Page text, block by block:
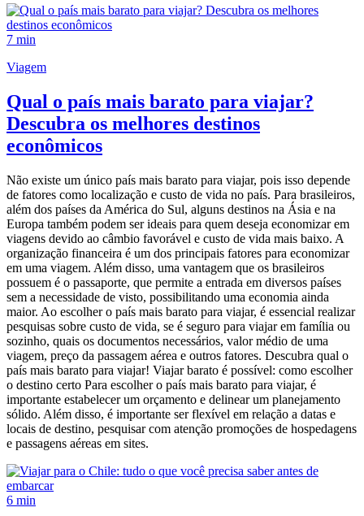
7 min
Viagem
Qual o país mais barato para viajar?
Descubra os melhores destinos
econômicos
Não existe um único país mais barato para viajar, pois isso depende
de fatores como localização e custo de vida no país. Para brasileiros,
além dos países da América do Sul, alguns destinos na Ásia e na
Europa também podem ser ideais para quem deseja economizar em
viagens devido ao câmbio favorável e custo de vida mais baixo. A
organização financeira é um dos principais fatores para economizar
em uma viagem. Além disso, uma vantagem que os brasileiros
possuem é o passaporte, que permite a entrada em diversos países
sem a necessidade de visto, possibilitando uma economia ainda
maior. Ao escolher o país mais barato para viajar, é essencial realizar
pesquisas sobre custo de vida, se é seguro para viajar em família ou
sozinho, quais os documentos necessários, valor médio de uma
viagem, preço da passagem aérea e outros fatores. Descubra qual o
país mais barato para viajar! Viajar barato é possível: como escolher
o destino certo Para escolher o país mais barato para viajar, é
importante estabelecer um orçamento e delinear um planejamento
sólido. Além disso, é importante ser flexível em relação a datas e
locais de destino, pesquisar com atenção promoções de hospedagens
e passagens aéreas em sites.
6 min